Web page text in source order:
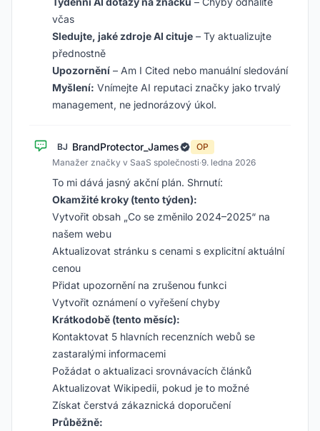
včas
Sledujte, jaké zdroje AI cituje – Ty aktualizujte
přednostně
Upozornění – Am I Cited nebo manuální sledování
Myšlení: Vnímejte AI reputaci značky jako trvalý
management, ne jednorázový úkol.
BJ BrandProtector_James
OP
Manažer značky v SaaS společnosti·9. ledna 2026
To mi dává jasný akční plán. Shrnutí:
Okamžité kroky (tento týden):
Vytvořit obsah „Co se změnilo 2024–2025“ na
našem webu
Aktualizovat stránku s cenami s explicitní aktuální
cenou
Přidat upozornění na zrušenou funkci
Vytvořit oznámení o vyřešení chyby
Krátkodobě (tento měsíc):
Kontaktovat 5 hlavních recenzních webů se
zastaralými informacemi
Požádat o aktualizaci srovnávacích článků
Aktualizovat Wikipedii, pokud je to možné
Získat čerstvá zákaznická doporučení
Průběžně: